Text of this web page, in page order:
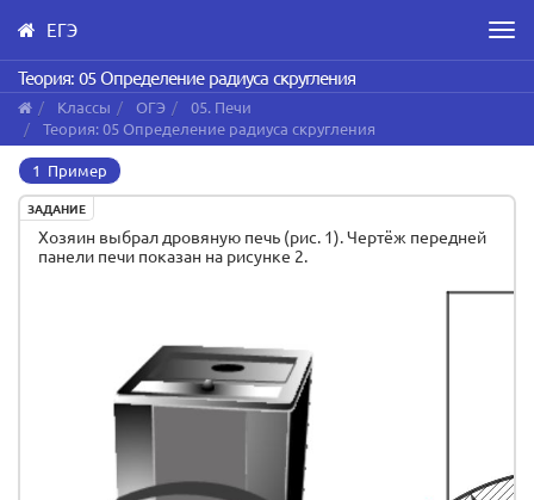
Skip
to
main
content
ЕГЭ
Теория: 05 Определение радиуса скругления
Классы ОГЭ
05. Печи
Теория: 05 Определение радиуса скругления
1 Пример
ЗАДАНИЕ
Хозяин выбрал дровяную печь (рис. 1). Чертёж передней
панели печи показан на рисунке 2.